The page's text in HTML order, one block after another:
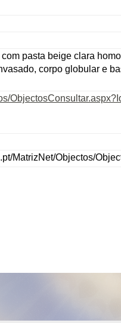
pasta beige clara
corpo globular e
MatrizNet/Objectos/